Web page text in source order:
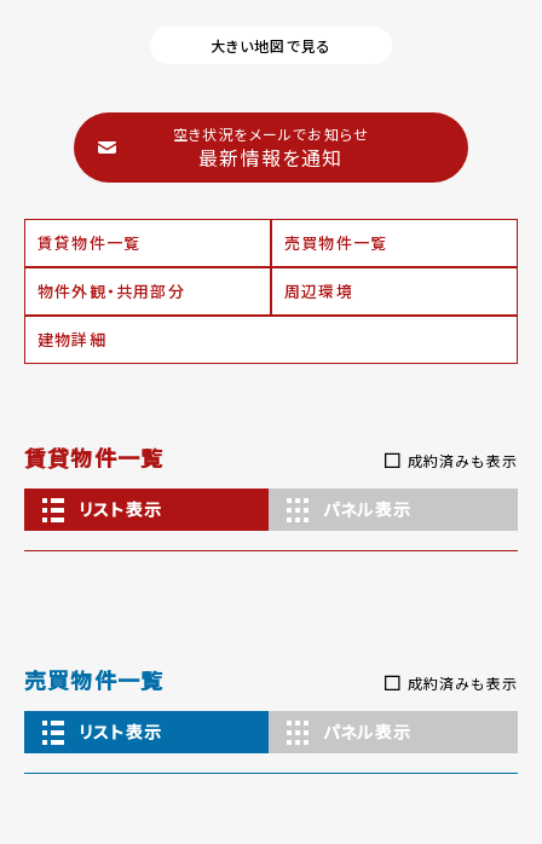
大きい地図で見る
空き状況をメールでお知らせ
最新情報を通知
賃貸物件一覧 売買物件一覧
物件外観・共用部分 周辺環境
建物詳細
賃貸物件一覧 成約済みも表示
リスト表示 パネル表示
売買物件一覧 成約済みも表示
リスト表示 パネル表示